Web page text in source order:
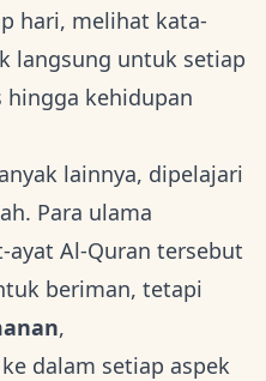
hari, melihat kata-
langsung untuk setiap
hingga kehidupan
lainnya, dipelajari
Para ulama
ayat Al-Quran tersebut
beriman, tetapi
,
dalam setiap aspek